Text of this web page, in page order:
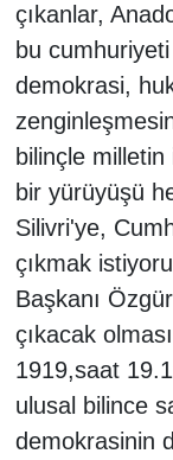
çıkanlar,
bu
demokrasi,
bilinçle
bir yürüyüşü
Silivri'ye,
çıkmak
Başkanı
çıkacak
1919,saat
ulusal bilince
demokrasinin